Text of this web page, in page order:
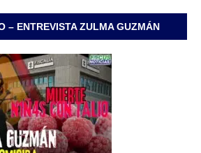
– ENTREVISTA ZULMA GUZMÁN